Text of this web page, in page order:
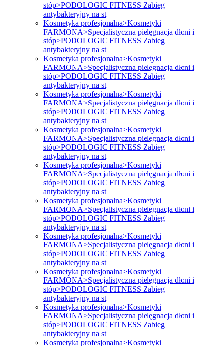
stóp>PODOLOGIC FITNESS Zabieg
antybakteryjny na st
Kosmetyka profesjonalna>Kosmetyki
FARMONA>Specjalistyczna pielęgnacja dłoni i
stóp>PODOLOGIC FITNESS Zabieg
antybakteryjny na st
Kosmetyka profesjonalna>Kosmetyki
FARMONA>Specjalistyczna pielęgnacja dłoni i
stóp>PODOLOGIC FITNESS Zabieg
antybakteryjny na st
Kosmetyka profesjonalna>Kosmetyki
FARMONA>Specjalistyczna pielęgnacja dłoni i
stóp>PODOLOGIC FITNESS Zabieg
antybakteryjny na st
Kosmetyka profesjonalna>Kosmetyki
FARMONA>Specjalistyczna pielęgnacja dłoni i
stóp>PODOLOGIC FITNESS Zabieg
antybakteryjny na st
Kosmetyka profesjonalna>Kosmetyki
FARMONA>Specjalistyczna pielęgnacja dłoni i
stóp>PODOLOGIC FITNESS Zabieg
antybakteryjny na st
Kosmetyka profesjonalna>Kosmetyki
FARMONA>Specjalistyczna pielęgnacja dłoni i
stóp>PODOLOGIC FITNESS Zabieg
antybakteryjny na st
Kosmetyka profesjonalna>Kosmetyki
FARMONA>Specjalistyczna pielęgnacja dłoni i
stóp>PODOLOGIC FITNESS Zabieg
antybakteryjny na st
Kosmetyka profesjonalna>Kosmetyki
FARMONA>Specjalistyczna pielęgnacja dłoni i
stóp>PODOLOGIC FITNESS Zabieg
antybakteryjny na st
Kosmetyka profesjonalna>Kosmetyki
FARMONA>Specjalistyczna pielęgnacja dłoni i
stóp>PODOLOGIC FITNESS Zabieg
antybakteryjny na st
Kosmetyka profesjonalna>Kosmetyki